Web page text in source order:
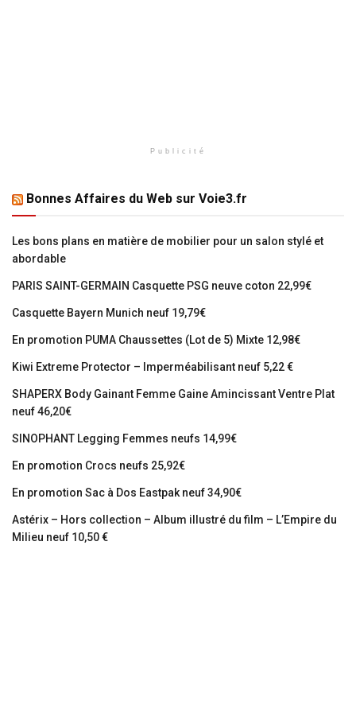
Publicité
Bonnes Affaires du Web sur Voie3.fr
Les bons plans en matière de mobilier pour un salon stylé et
abordable
PARIS SAINT-GERMAIN Casquette PSG neuve coton 22,99€
Casquette Bayern Munich neuf 19,79€
En promotion PUMA Chaussettes (Lot de 5) Mixte 12,98€
Kiwi Extreme Protector – Imperméabilisant neuf 5,22 €
SHAPERX Body Gainant Femme Gaine Amincissant Ventre Plat
neuf 46,20€
SINOPHANT Legging Femmes neufs 14,99€
En promotion Crocs neufs 25,92€
En promotion Sac à Dos Eastpak neuf 34,90€
Astérix – Hors collection – Album illustré du film – L’Empire du
Milieu neuf 10,50 €